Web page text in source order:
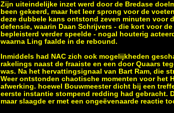
Zijn uiteindelijke inzet werd door de Bredase
been gekeerd, maar het leer sprong voor de
deze dubbele kans ontstond zeven minuten voor
defensie, waarin Daan Schrijvers - die kort voor
bepleisterd verder speelde - nogal houterig
waarna Ling faalde in de rebound.
Inmiddels had NAC zich ook mogelijkheden
rakelings naast de fraaiste en een door Quaars
was. Na het hervattingsignaal van Bart Ram, die
Weer ontstonden chaotische momenten voor het
afwerking. hoewel Bouwmeester dicht bij een
eerste instantie stompend redding had gebracht.
maar slaagde er met een ongeëvenaarde reactie